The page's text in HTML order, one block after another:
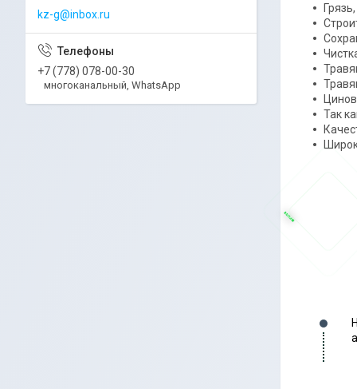
Так
kz-g@inbox.ru
+7 (778) 078-00-30
многоканальный, WhatsApp